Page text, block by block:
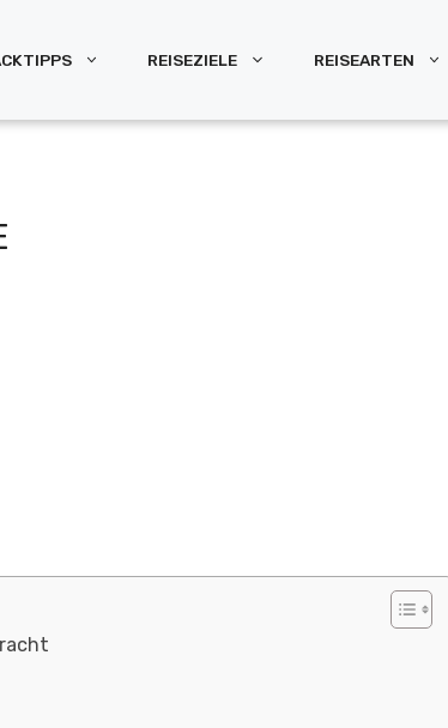
REISEZIELE REISEARTEN